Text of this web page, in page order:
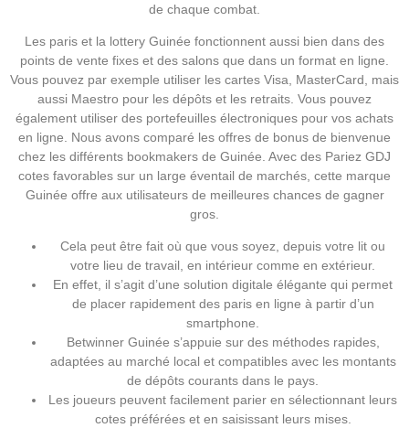
de chaque combat.
Les paris et la lottery Guinée fonctionnent aussi bien dans des
points de vente fixes et des salons que dans un format en ligne.
Vous pouvez par exemple utiliser les cartes Visa, MasterCard, mais
aussi Maestro pour les dépôts et les retraits. Vous pouvez
également utiliser des portefeuilles électroniques pour vos achats
en ligne. Nous avons comparé les offres de bonus de bienvenue
chez les différents bookmakers de Guinée. Avec des Pariez GDJ
cotes favorables sur un large éventail de marchés, cette marque
Guinée offre aux utilisateurs de meilleures chances de gagner
gros.
Cela peut être fait où que vous soyez, depuis votre lit ou
votre lieu de travail, en intérieur comme en extérieur.
En effet, il s’agit d’une solution digitale élégante qui permet
de placer rapidement des paris en ligne à partir d’un
smartphone.
Betwinner Guinée s’appuie sur des méthodes rapides,
adaptées au marché local et compatibles avec les montants
de dépôts courants dans le pays.
Les joueurs peuvent facilement parier en sélectionnant leurs
cotes préférées et en saisissant leurs mises.